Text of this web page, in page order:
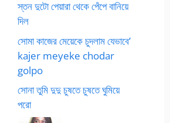
স্তন দুটো পেয়ারা থেকে পেঁপে বানিয়ে
দিল
সোমা কাজের মেয়েকে চুদলাম যেভাবে’
kajer meyeke chodar
golpo
সোনা তুমি দুদু চুষতে চুষতে ঘুমিয়ে
পরো